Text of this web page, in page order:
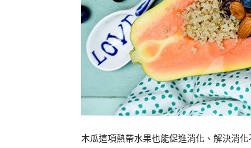
木瓜這項熱帶水果也能促進消化、解決消